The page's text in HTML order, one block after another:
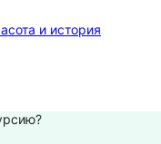
и история